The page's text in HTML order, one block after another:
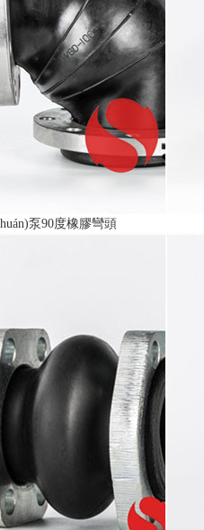
泵90度橡膠彎頭